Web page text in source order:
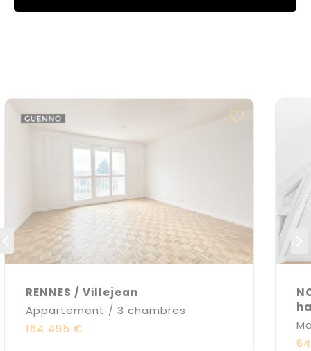
RENNES / Villejean
Appartement / 3 chambres
164 495 €